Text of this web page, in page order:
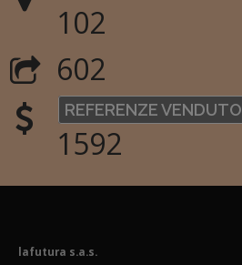
102
602
REFERENZE VENDUTO
1592
lafutura s.a.s.